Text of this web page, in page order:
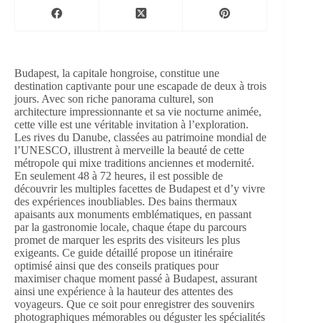
Budapest, la capitale hongroise, constitue une
destination captivante pour une escapade de deux à trois
jours. Avec son riche panorama culturel, son
architecture impressionnante et sa vie nocturne animée,
cette ville est une véritable invitation à l’exploration.
Les rives du Danube, classées au patrimoine mondial de
l’UNESCO, illustrent à merveille la beauté de cette
métropole qui mixe traditions anciennes et modernité.
En seulement 48 à 72 heures, il est possible de
découvrir les multiples facettes de Budapest et d’y vivre
des expériences inoubliables. Des bains thermaux
apaisants aux monuments emblématiques, en passant
par la gastronomie locale, chaque étape du parcours
promet de marquer les esprits des visiteurs les plus
exigeants. Ce guide détaillé propose un itinéraire
optimisé ainsi que des conseils pratiques pour
maximiser chaque moment passé à Budapest, assurant
ainsi une expérience à la hauteur des attentes des
voyageurs. Que ce soit pour enregistrer des souvenirs
photographiques mémorables ou déguster les spécialités